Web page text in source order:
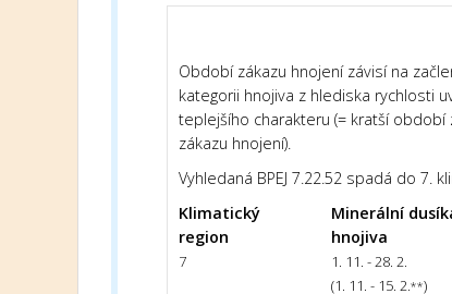
Období zákazu hnojení závisí na
kategorii hnojiva z hlediska rychlosti
teplejšího charakteru (= kratší období
zákazu hnojení).
Vyhledaná BPEJ 7.22.52 spadá do 7.
Klimatický
region
7
Minerální
hnojiva
1. 11. - 28. 2.
(1. 11. - 15. 2.**)